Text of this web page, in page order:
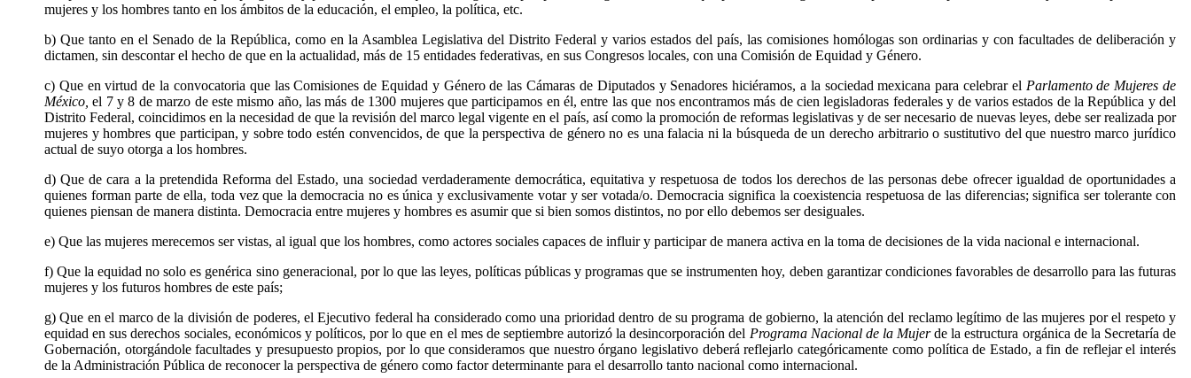
mujeres y los hombres tanto en los ámbitos de la educación, el empleo, la política, etc.
b) Que tanto en el Senado de la República, como en la Asamblea Legislativa del Distrito Federal y varios estados del país, las comisiones homólogas son ordinarias y con facultades de deliberación y
dictamen, sin descontar el hecho de que en la actualidad, más de 15 entidades federativas, en sus Congresos locales, con una Comisión de Equidad y Género.
c) Que en virtud de la convocatoria que las Comisiones de Equidad y Género de las Cámaras de Diputados y Senadores hiciéramos, a la sociedad mexicana para celebrar el Parlamento de Mujeres de
México,el 7 y 8 de marzo de este mismo año, las más de 1300 mujeres que participamos en él, entre las que nos encontramos más de cien legisladoras federales y de varios estados de la República y del
Distrito Federal, coincidimos en la necesidad de que la revisión del marco legal vigente en el país, así como la promoción de reformas legislativas y de ser necesario de nuevas leyes, debe ser realizada por
mujeres y hombres que participan, y sobre todo estén convencidos, de que la perspectiva de género no es una falacia ni la búsqueda de un derecho arbitrario o sustitutivo del que nuestro marco jurídico
actual de suyo otorga a los hombres.
d) Que de cara a la pretendida Reforma del Estado, una sociedad verdaderamente democrática, equitativa y respetuosa de todos los derechos de las personas debe ofrecer igualdad de oportunidades a
quienes forman parte de ella, toda vez que la democracia no es única y exclusivamente votar y ser votada/o. Democracia significa la coexistencia respetuosa de las diferencias; significa ser tolerante con
quienes piensan de manera distinta. Democracia entre mujeres y hombres es asumir que si bien somos distintos, no por ello debemos ser desiguales.
e) Que las mujeres merecemos ser vistas, al igual que los hombres, como actores sociales capaces de influir y participar de manera activa en la toma de decisiones de la vida nacional e internacional.
f) Que la equidad no solo es genérica sino generacional, por lo que las leyes, políticas públicas y programas que se instrumenten hoy, deben garantizar condiciones favorables de desarrollo para las futuras
mujeres y los futuros hombres de este país;
g) Que en el marco de la división de poderes, el Ejecutivo federal ha considerado como una prioridad dentro de su programa de gobierno, la atención del reclamo legítimo de las mujeres por el respeto y
equidad en sus derechos sociales, económicos y políticos, por lo que en el mes de septiembre autorizó la desincorporación del Programa Nacional de la Mujerde la estructura orgánica de la Secretaría de
Gobernación, otorgándole facultades y presupuesto propios, por lo que consideramos que nuestro órgano legislativo deberá reflejarlo categóricamente como política de Estado, a fin de reflejar el interés
de la Administración Pública de reconocer la perspectiva de género como factor determinante para el desarrollo tanto nacional como internacional.